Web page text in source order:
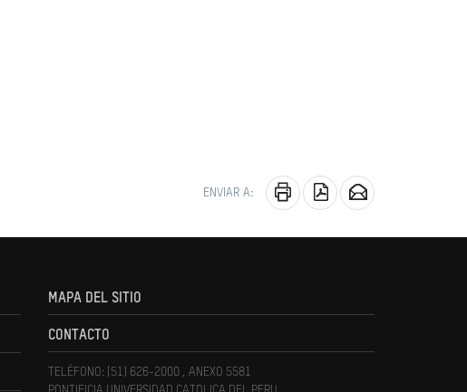
ENVIAR A:
MAPA DEL SITIO
CONTACTO
TELÉFONO: (51) 626-2000 , ANEXO 5581